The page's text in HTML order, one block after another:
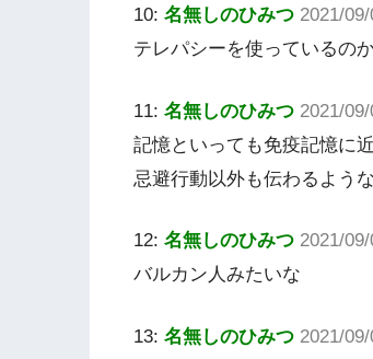
10: 名無しのひみつ 2021/
テレパシーを使っているの
11: 名無しのひみつ 2021/
記憶といっても免疫記憶に
忌避行動以外も伝わるよう
12: 名無しのひみつ 2021/
バルカン人みたいな
13: 名無しのひみつ 2021/